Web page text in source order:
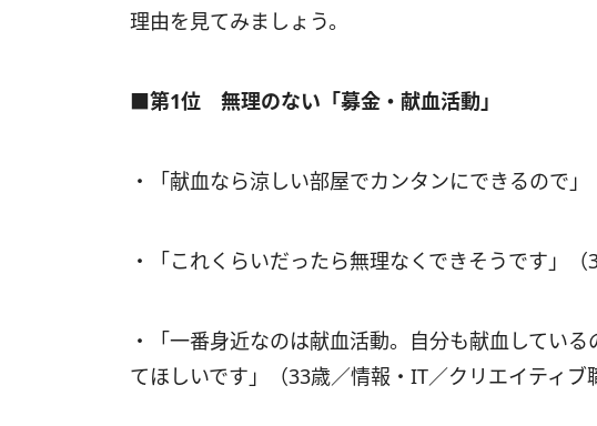
理由を見てみましょう。
■第1位 無理のない「募金・献血活動」
・「献血なら涼しい部屋でカンタンにできるので」
・「これくらいだったら無理なくできそうです」（
・「一番身近なのは献血活動。自分も献血してい
てほしいです」（33歳／情報・IT／クリエイティブ